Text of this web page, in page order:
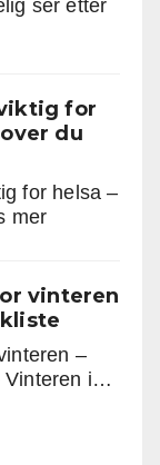
ser etter
for
du
for helsa –
mer:
søvn
viktig
helsa
–
vinteren
–
Vinteren i…